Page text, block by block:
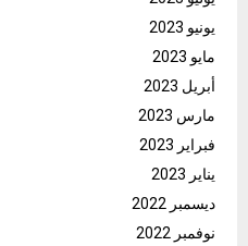
يونيو 2023
مايو 2023
أبريل 2023
مارس 2023
فبراير 2023
يناير 2023
ديسمبر 2022
نوفمبر 2022